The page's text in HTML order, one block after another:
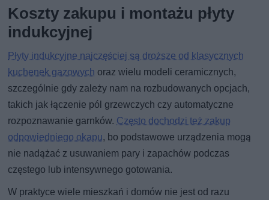
Koszty zakupu i montażu płyty
indukcyjnej
Płyty indukcyjne najczęściej są droższe od klasycznych
kuchenek gazowych oraz wielu modeli ceramicznych,
szczególnie gdy zależy nam na rozbudowanych opcjach,
takich jak łączenie pól grzewczych czy automatyczne
rozpoznawanie garnków. Często dochodzi też zakup
odpowiedniego okapu, bo podstawowe urządzenia mogą
nie nadążać z usuwaniem pary i zapachów podczas
częstego lub intensywnego gotowania.
W praktyce wiele mieszkań i domów nie jest od razu